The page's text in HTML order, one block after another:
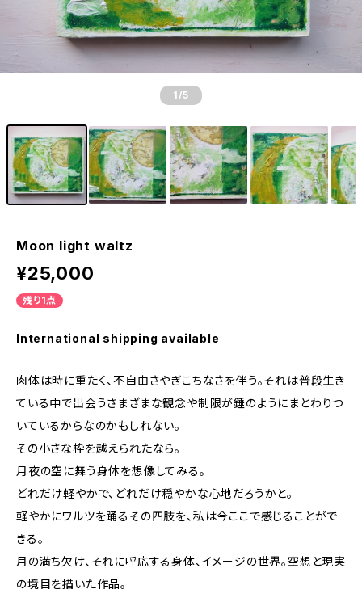
1 /5
Moon light waltz
¥25,000
残り1点
International shipping available
肉体は時に重たく、不自由さやぎこちなさを伴う。それは普段生き
ている中で出会うさまざまな観念や制限が錘のようにまとわりつ
いているからなのかもしれない。
その小さな枠を越えられたなら。
月夜の空に舞う身体を想像してみる。
どれだけ軽やかで、どれだけ穏やかな心地だろうかと。
軽やかにワルツを踊るその四肢を、私は今ここで感じることがで
きる。
月の満ち欠け、それに呼応する身体、イメージの世界。空想と現実
の境目を描いた作品。